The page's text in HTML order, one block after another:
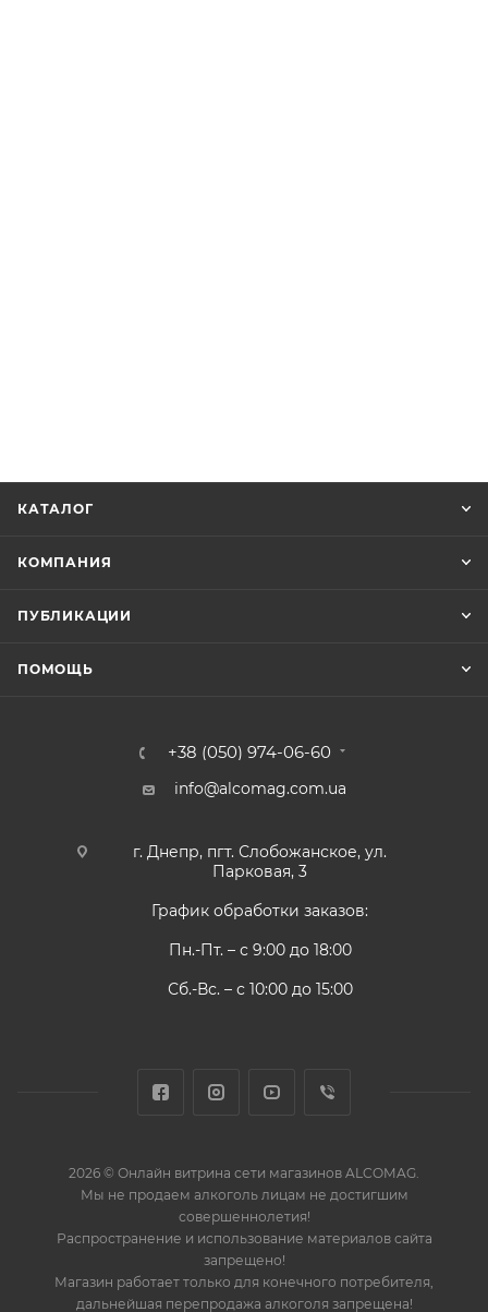
КАТАЛОГ
КОМПАНИЯ
ПУБЛИКАЦИИ
ПОМОЩЬ
+38 (050) 974-06-60
info@alcomag.com.ua
г. Днепр, пгт. Слобожанское, ул.
Парковая, 3
График обработки заказов:
Пн.-Пт. – с 9:00 до 18:00
Сб.-Вс. – с 10:00 до 15:00
2026 © Онлайн витрина сети магазинов ALCOMAG.
Мы не продаем алкоголь лицам не достигшим
совершеннолетия!
Распространение и использование материалов сайта
запрещено!
Магазин работает только для конечного потребителя,
дальнейшая перепродажа алкоголя запрещена!